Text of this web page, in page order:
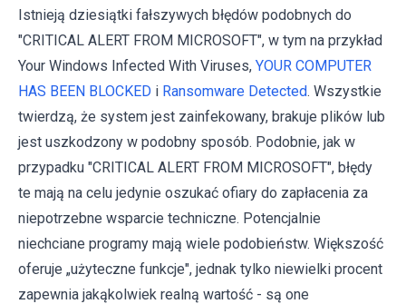
Istnieją dziesiątki fałszywych błędów podobnych do
"CRITICAL ALERT FROM MICROSOFT", w tym na przykład
Your Windows Infected With Viruses, YOUR COMPUTER
HAS BEEN BLOCKED i Ransomware Detected. Wszystkie
twierdzą, że ​​system jest zainfekowany, brakuje plików lub
jest uszkodzony w podobny sposób. Podobnie, jak w
przypadku "CRITICAL ALERT FROM MICROSOFT", błędy
te mają na celu jedynie oszukać ofiary do zapłacenia za
niepotrzebne wsparcie techniczne. Potencjalnie
niechciane programy mają wiele podobieństw. Większość
oferuje „użyteczne funkcje", jednak tylko niewielki procent
zapewnia jakąkolwiek realną wartość - są one